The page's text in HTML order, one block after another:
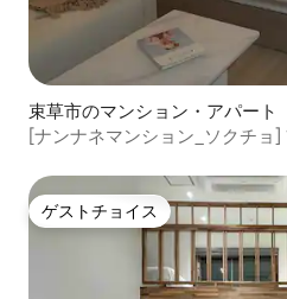
束草市のマンション・アパート
[ナンナネマンション_ソクチョ]
濯乾燥機。無料駐車場
ゲストチョイス
ゲストチョイス